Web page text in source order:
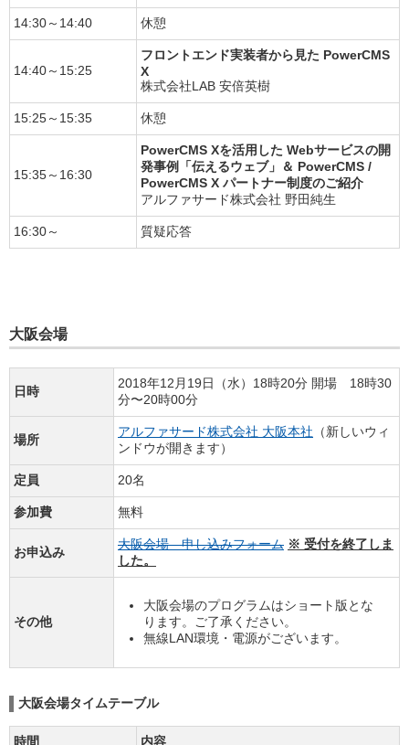
14:30～14:40 休憩
14:40～15:25
フロントエンド実装者から見た PowerCMS
X
株式会社LAB 安倍英樹
15:25～15:35 休憩
15:35～16:30
PowerCMS Xを活用した Webサービスの開
発事例「伝えるウェブ」＆ PowerCMS /
PowerCMS X パートナー制度のご紹介
アルファサード株式会社 野田純生
16:30～ 質疑応答
大阪会場
日時
2018年12月19日（水）18時20分 開場 18時30
分〜20時00分
場所
アルファサード株式会社 大阪本社 （新しいウィ
ンドウが開きます）
定員 20名
参加費 無料
お申込み
大阪会場 申し込みフォーム ※ 受付を終了しま
した。
その他
大阪会場のプログラムはショート版とな
ります。ご了承ください。
無線LAN環境・電源がございます。
大阪会場タイムテーブル
時間 内容